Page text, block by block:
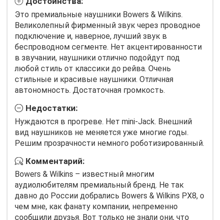
Это премиальные наушники Bowers & Wilkins.
Великолепный фирменный звук через проводное
подключение и, наверное, лучший звук в
беспроводном сегменте. Нет акцентированности
в звучании, наушники отлично подойдут под
любой стиль от классики до рейва. Очень
стильные и красивые наушники. Отличная
автономность. Достаточная громкость.
Недостатки:
Нуждаются в прогреве. Нет mini-Jack. Внешний
вид наушников не меняется уже многие годы.
Решим прозрачности немного роботизированный.
Комментарий:
Bowers & Wilkins – известный многим
аудиолюбителям премиальный бренд. Не так
давно до России добрались Bowers & Wilkins PX8, о
чем мне, как фанату компании, непременно
сообщили друзья. Вот только не знали они, что